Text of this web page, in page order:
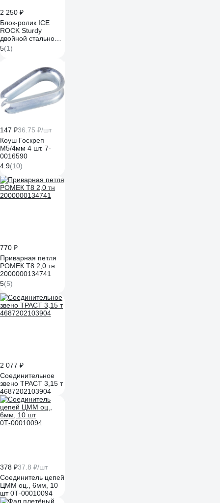
2 250 ₽
Блок-ролик ICE
ROCK Sturdy
двойной стальной с
подшипником,
ролик нерж IR
5(1)
147 ₽36.75 ₽/шт
Коуш Госкреп
М5/4мм 4 шт. 7-
0016590
4.9(10)
770 ₽
Приварная петля
РОМЕК Т8 2,0 тн
2000000134741
5(5)
2 077 ₽
Соединительное
звено ТРАСТ 3,15 т
4687202103904
378 ₽37.8 ₽/шт
Соединитель цепей
ЦММ оц., 6мм, 10
шт 0Т-00010094